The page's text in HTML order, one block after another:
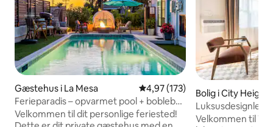
Gæstehus i La Mesa 4,97 ud af 5 i gennemsnitlig
4,97 (173)
Ferieparadis – opvarmet pool + boblebad
+ bålplads + elbil
Velkommen til dit personlige feriested!
Bolig i City Heights
Velkommen til